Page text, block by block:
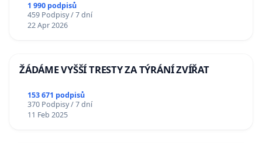
1 990 podpisů
459 Podpisy / 7 dní
22 Apr 2026
ŽÁDÁME VYŠŠÍ TRESTY ZA TÝRÁNÍ ZVÍŘAT
153 671 podpisů
370 Podpisy / 7 dní
11 Feb 2025